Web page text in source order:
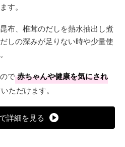
す。
布、椎茸のだしを熱水抽出し煮
しの深みが足りない時や少量使
で赤ちゃんや健康を気にされ
ただけます。
詳細を見る